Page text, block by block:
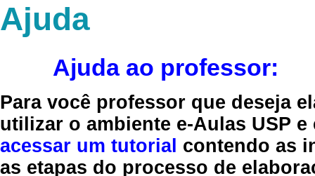
Ajuda
Ajuda ao professor:
Para você professor que deseja
utilizar o ambiente e-Aulas USP
acessar um tutorial contendo as
as etapas do processo de